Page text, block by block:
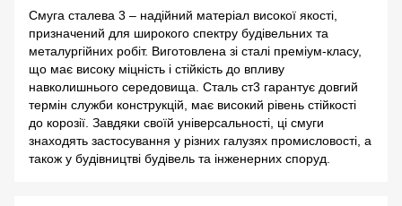
Смуга сталева 3 – надійний матеріал високої якості,
призначений для широкого спектру будівельних та
металургійних робіт. Виготовлена зі сталі преміум-класу,
що має високу міцність і стійкість до впливу
навколишнього середовища. Сталь ст3 гарантує довгий
термін служби конструкцій, має високий рівень стійкості
до корозії. Завдяки своїй універсальності, ці смуги
знаходять застосування у різних галузях промисловості, а
також у будівництві будівель та інженерних споруд.